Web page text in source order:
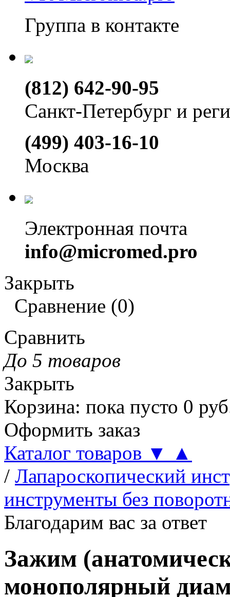
Группа в контакте
(812) 642-90-95
Санкт-Петербург и
(499) 403-16-10
Москва
Электронная почта
info@micromed.pro
Закрыть
Сравнение (0)
Сравнить
До 5 товаров
Закрыть
Корзина: пока пусто 0
Оформить заказ
Каталог товаров ▼
▲
/ Лапароскопический
инструменты без
Благодарим вас за ответ
Зажим
монополярный